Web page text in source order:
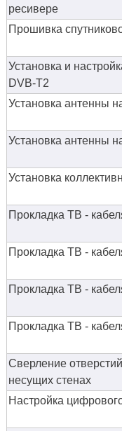
ресивере
Прошивка
Установка и
DVB-T2
Установка антенны
Установка антенны
Установка
Прокладка ТВ -
Прокладка ТВ -
Прокладка ТВ -
Прокладка ТВ -
Сверление
несущих стенах
Настройка